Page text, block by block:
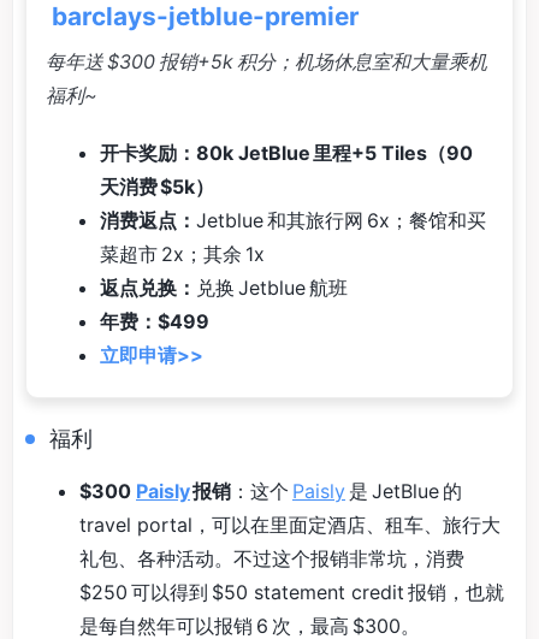
barclays-jetblue-premier
每年送 $300 报销+5k 积分；机场休息室和大量乘机
福利~
开卡奖励：80k JetBlue 里程+5 Tiles（90
天消费 $5k）
消费返点： Jetblue 和其旅行网 6x；餐馆和买
菜超市 2x；其余 1x
返点兑换： 兑换 Jetblue 航班
年费：$499
立即申请>>
福利
$300 Paisly报销 ：这个 Paisly 是 JetBlue 的
travel portal，可以在里面定酒店、租车、旅行大
礼包、各种活动。不过这个报销非常坑，消费
$250 可以得到 $50 statement credit 报销，也就
是每自然年可以报销 6 次，最高 $300。